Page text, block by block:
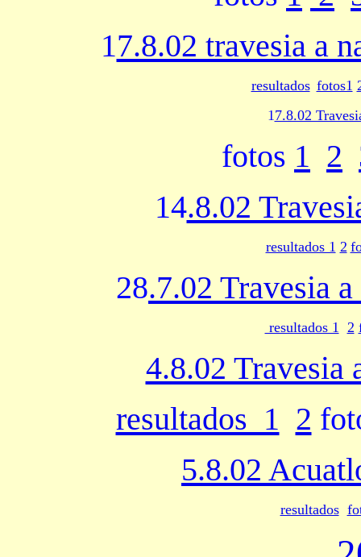
17.8.02 travesia a
resultados fotos1
1 7.8.02
fotos 1 2
14.8.02
resultados 1 2
28.7.02 Travesia
resultados 1 2
4.8.02 Travesia
resultados 1 2
5.8.02
resultados